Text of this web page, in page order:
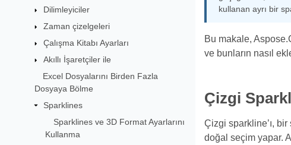
Dilimleyiciler
Zaman çizelgeleri
Çalışma Kitabı Ayarları
Akıllı İşaretçiler ile
Excel Dosyalarını Birden Fazla
Dosyaya Bölme
Sparklines
Sparklines ve 3D Format Ayarlarını
Kullanma
kullanan ayrı bir
Bu makale,
ve bunların nasıl
Çizgi
Çizgi sparkline’ı,
doğal seçim yapar.